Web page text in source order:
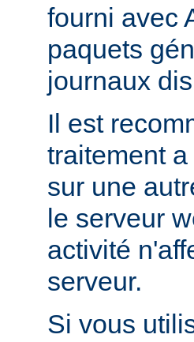
fourni avec
paquets
journaux
Il est
traitement
sur une
le serveur
activité
serveur.
Si vous